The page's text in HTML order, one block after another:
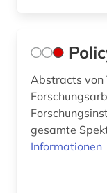
Abstracts von
gesamte
Informationen